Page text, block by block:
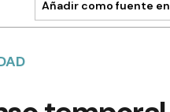
Añadir como fuente en